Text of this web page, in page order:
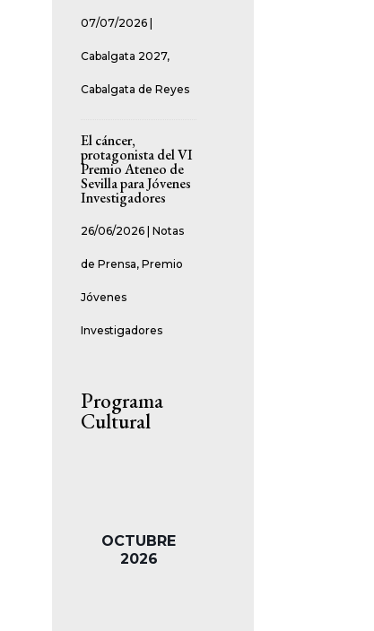
07/07/2026
Cabalgata 2027,
Cabalgata de Reyes
El cáncer,
protagonista del VI
Premio Ateneo de
Sevilla para Jóvenes
Investigadores
26/06/2026 |Notas
de Prensa,Premio
Jóvenes
Investigadores
Programa
Cultural
OCTUBRE
2026